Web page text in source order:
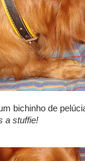
bichinho de
a stuffie!